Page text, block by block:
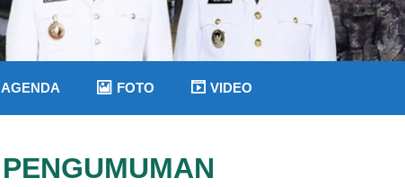
AGENDA FOTO VIDEO
PENGUMUMAN